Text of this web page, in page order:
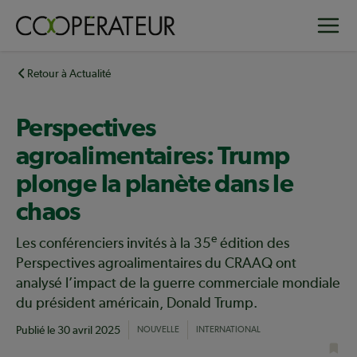
principalRetour à Actualité
Perspectives
agroalimentaires: Trump
plonge la planète dans le
chaos
Les conférenciers invités à la 35e édition des
Perspectives agroalimentaires du CRAAQ ont
analysé l’impact de la guerre commerciale mondiale
du président américain, Donald Trump.
Publié le 30 avril 2025 NOUVELLE INTERNATIONAL